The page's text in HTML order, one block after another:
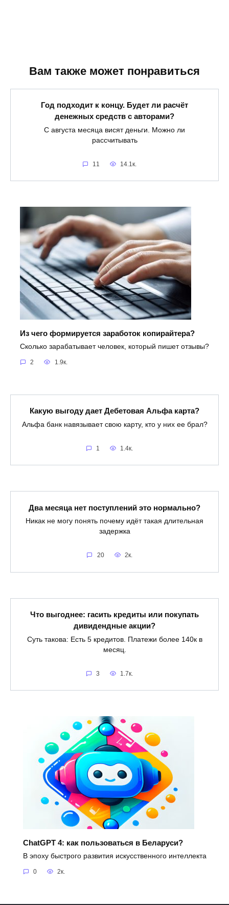
Вам также может понравиться
Год подходит к концу. Будет ли расчёт
денежных средств с авторами?
С августа месяца висят деньги. Можно ли
рассчитывать
11 14.1к.
Из чего формируется заработок копирайтера?
Сколько зарабатывает человек, который пишет отзывы?
2 1.9к.
Какую выгоду дает Дебетовая Альфа карта?
Альфа банк навязывает свою карту, кто у них ее брал?
1 1.4к.
Два месяца нет поступлений это нормально?
Никак не могу понять почему идёт такая длительная
задержка
20 2к.
Что выгоднее: гасить кредиты или покупать
дивидендные акции?
Суть такова: Есть 5 кредитов. Платежи более 140к в
месяц.
3 1.7к.
ChatGPT 4: как пользоваться в Беларуси?
В эпоху быстрого развития искусственного интеллекта
0 2к.